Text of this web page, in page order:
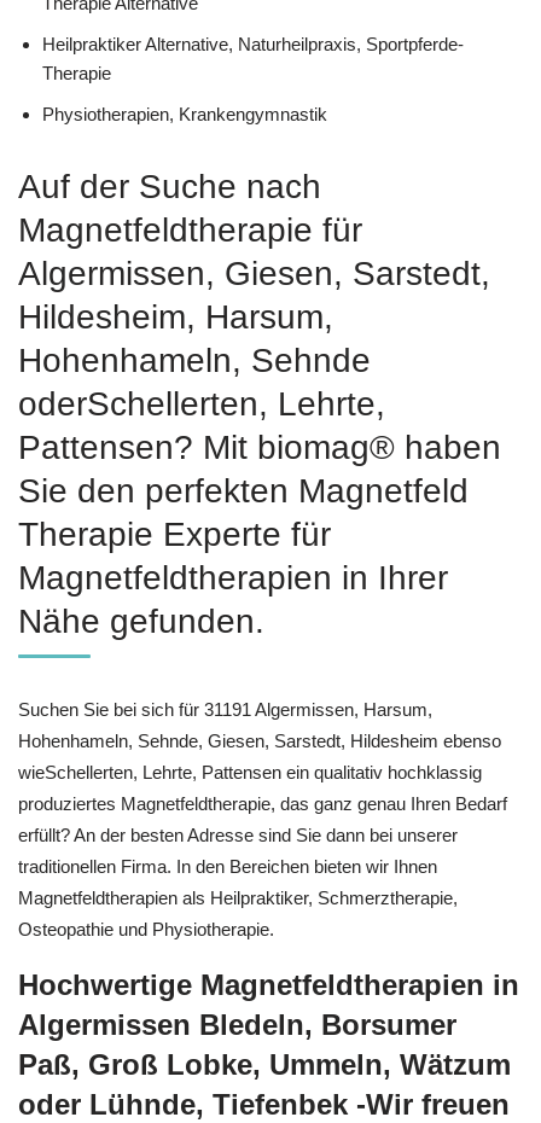
Heilpraktiker Alternative, Naturheilpraxis, Sportpferde-
Therapie
Physiotherapien, Krankengymnastik
Auf der Suche nach
Magnetfeldtherapie für
Algermissen, Giesen, Sarstedt,
Hildesheim, Harsum,
Hohenhameln, Sehnde
oderSchellerten, Lehrte,
Pattensen? Mit biomag® haben
Sie den perfekten Magnetfeld
Therapie Experte für
Magnetfeldtherapien in Ihrer
Nähe gefunden.
Suchen Sie bei sich für 31191 Algermissen, Harsum,
Hohenhameln, Sehnde, Giesen, Sarstedt, Hildesheim ebenso
wieSchellerten, Lehrte, Pattensen ein qualitativ hochklassig
produziertes Magnetfeldtherapie, das ganz genau Ihren Bedarf
erfüllt? An der besten Adresse sind Sie dann bei unserer
traditionellen Firma. In den Bereichen bieten wir Ihnen
Magnetfeldtherapien als Heilpraktiker, Schmerztherapie,
Osteopathie und Physiotherapie.
Hochwertige Magnetfeldtherapien in
Algermissen Bledeln, Borsumer
Paß, Groß Lobke, Ummeln, Wätzum
oder Lühnde, Tiefenbek -Wir freuen